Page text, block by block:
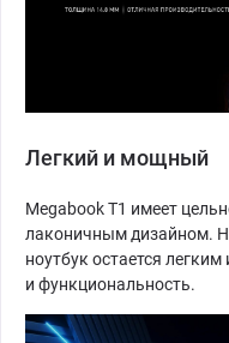
Легкий и мощный
Megabook T1 имеет
лаконичным дизайном.
ноутбук остается
и функциональность.